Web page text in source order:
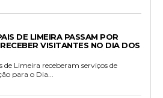
DE LIMEIRA PASSAM POR
VISITANTES NO DIA DOS
Limeira receberam serviços de
para o Dia...